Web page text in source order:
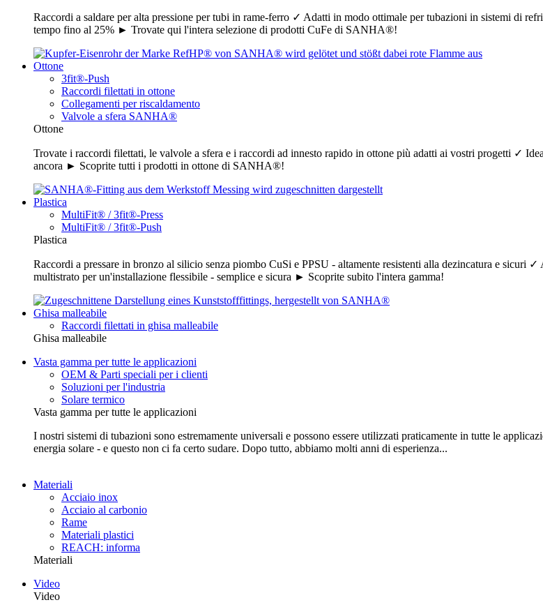
Raccordi a saldare per alta pressione per tubi in rame-ferro ✓ Adatti in modo ottimale per tubazioni in sistemi di
tempo fino al 25% ► Trovate qui l'intera selezione di prodotti CuFe di SANHA®!
Ottone
3fit®-Push
Raccordi filettati in ottone
Collegamenti per riscaldamento
Valvole a sfera SANHA®
Ottone
Trovate i raccordi filettati, le valvole a sfera e i raccordi ad innesto rapido in ottone più adatti ai vostri progetti ✓
ancora ► Scoprite tutti i prodotti in ottone di SANHA®!
Plastica
MultiFit® / 3fit®-Press
MultiFit® / 3fit®-Push
Plastica
Raccordi a pressare in bronzo al silicio senza piombo CuSi e PPSU - altamente resistenti alla dezincatura e sicuri
multistrato per un'installazione flessibile - semplice e sicura ► Scoprite subito l'intera gamma!
Ghisa malleabile
Raccordi filettati in ghisa malleabile
Ghisa malleabile
Vasta gamma per tutte le applicazioni
OEM & Parti speciali per i clienti
Soluzioni per l'industria
Solare termico
Vasta gamma per tutte le applicazioni
I nostri sistemi di tubazioni sono estremamente universali e possono essere utilizzati praticamente in tutte le
energia solare - e questo non ci fa certo sudare. Dopo tutto, abbiamo molti anni di esperienza...
Materiali
Acciaio inox
Acciaio al carbonio
Rame
Materiali plastici
REACH: informa
Materiali
Video
Video